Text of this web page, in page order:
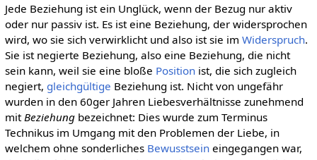
Jede Beziehung ist ein Unglück, wenn der Bezug nur aktiv
oder nur passiv ist. Es ist eine Beziehung, der widersprochen
wird, wo sie sich verwirklicht und also ist sie im Widerspruch.
Sie ist negierte Beziehung, also eine Beziehung, die nicht
sein kann, weil sie eine bloße Positionist, die sich zugleich
negiert, gleichgültige Beziehung ist. Nicht von ungefähr
wurden in den 60ger Jahren Liebesverhältnisse zunehmend
mit Beziehungbezeichnet: Dies wurde zum Terminus
Technikus im Umgang mit den Problemen der Liebe, in
welchem ohne sonderliches Bewusstseineingegangen war,